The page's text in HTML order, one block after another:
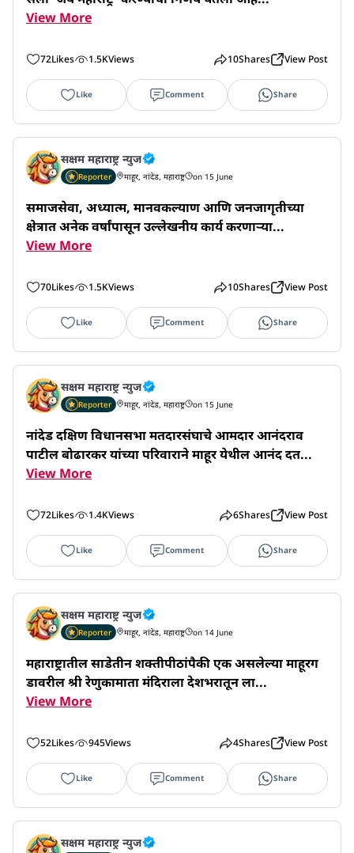
View More
72Likes 1.5KViews 10Shares View Post
Like Comment Share
सक्षम महाराष्ट्र न्युज
Reporter माहूर, नांदेड, महाराष्ट्र on 15 June
समाजसेवा, अध्यात्म, मानवकल्याण आणि जनजागृतीच्या
क्षेत्रात अनेक वर्षांपासून उल्लेखनीय कार्य करणाऱ्या...
View More
70Likes 1.5KViews 10Shares View Post
Like Comment Share
सक्षम महाराष्ट्र न्युज
Reporter माहूर, नांदेड, महाराष्ट्र on 15 June
नांदेड दक्षिण विधानसभा मतदारसंघाचे आमदार आनंदराव
पाटील बोढारकर यांच्या परिवाराने माहूर येथील आनंद दत...
View More
72Likes 1.4KViews 6Shares View Post
Like Comment Share
सक्षम महाराष्ट्र न्युज
Reporter माहूर, नांदेड, महाराष्ट्र on 14 June
महाराष्ट्रातील साडेतीन शक्तीपीठांपैकी एक असलेल्या माहूरग
डावरील श्री रेणुकामाता मंदिराला देशभरातून ला...
View More
52Likes 945Views 4Shares View Post
Like Comment Share
सक्षम महाराष्ट्र न्युज